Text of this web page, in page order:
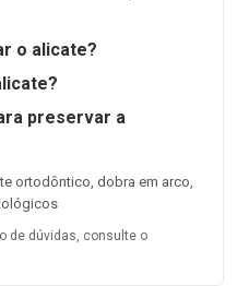
o alicate?
preservar a
ortodôntico, dobra em arco,
de dúvidas, consulte o